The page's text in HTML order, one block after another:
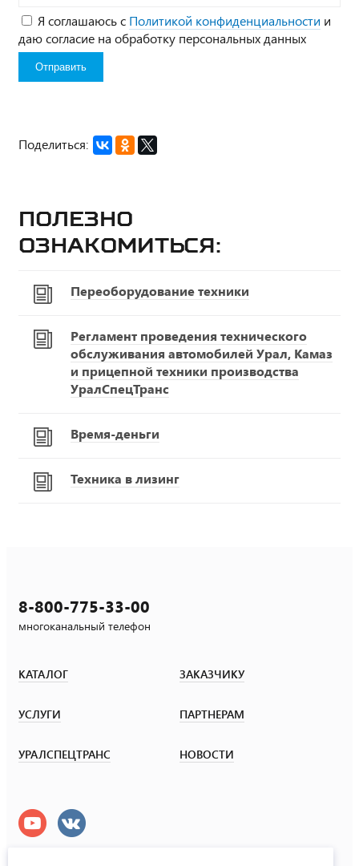
Я соглашаюсь с Политикой конфиденциальности и
даю согласие на обработку персональных данных
Поделиться:
Полезно
ознакомиться:
Переоборудование техники
Регламент проведения технического
обслуживания автомобилей Урал, Камаз
и прицепной техники производства
УралСпецТранс
Время-деньги
Техника в лизинг
8-800-775-33-00
многоканальный телефон
КАТАЛОГ ЗАКАЗЧИКУ
УСЛУГИ ПАРТНЕРАМ
УРАЛСПЕЦТРАНС НОВОСТИ